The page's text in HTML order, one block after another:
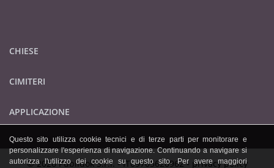
CHIESE
CIMITERI
APPLICAZIONE
© 2026 Publidok S.r.l. - IT09705620962 - privacy policy
Questo sito utilizza cookie tecnici e di terze parti per monitorare e
personalizzare l'esperienza di navigazione. Continuando a navigare si
autorizza l'utilizzo dei cookie su questo sito. Per avere maggiori